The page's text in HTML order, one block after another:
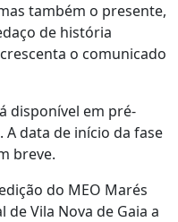
também o presente,
de história
o comunicado
disponível em pré-
data de início da fase
breve.
do MEO Marés
Vila Nova de Gaia a